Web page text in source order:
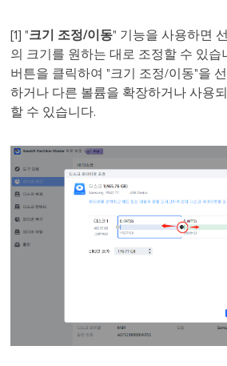
[1] "크기 조정/이동" 기능을 사용하면
의 크기를 원하는 대로 조정할 수 있습
버튼을 클릭하여 "크기 조정/이동"을
하거나 다른 볼륨을 확장하거나 사용
할 수 있습니다.